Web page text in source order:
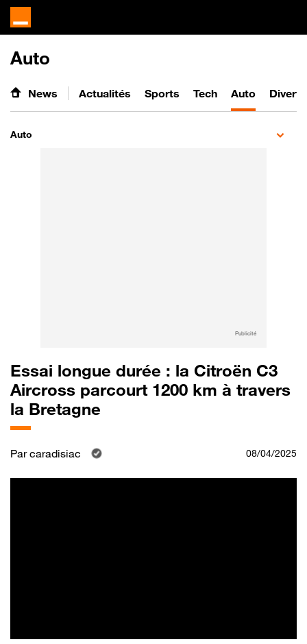
Auto
News Actualités Sports Tech Auto
Auto
Publicité
Essai longue durée : la Citroën C3
Aircross parcourt 1200 km à travers
la Bretagne
Parcaradisiac 08/04/2025